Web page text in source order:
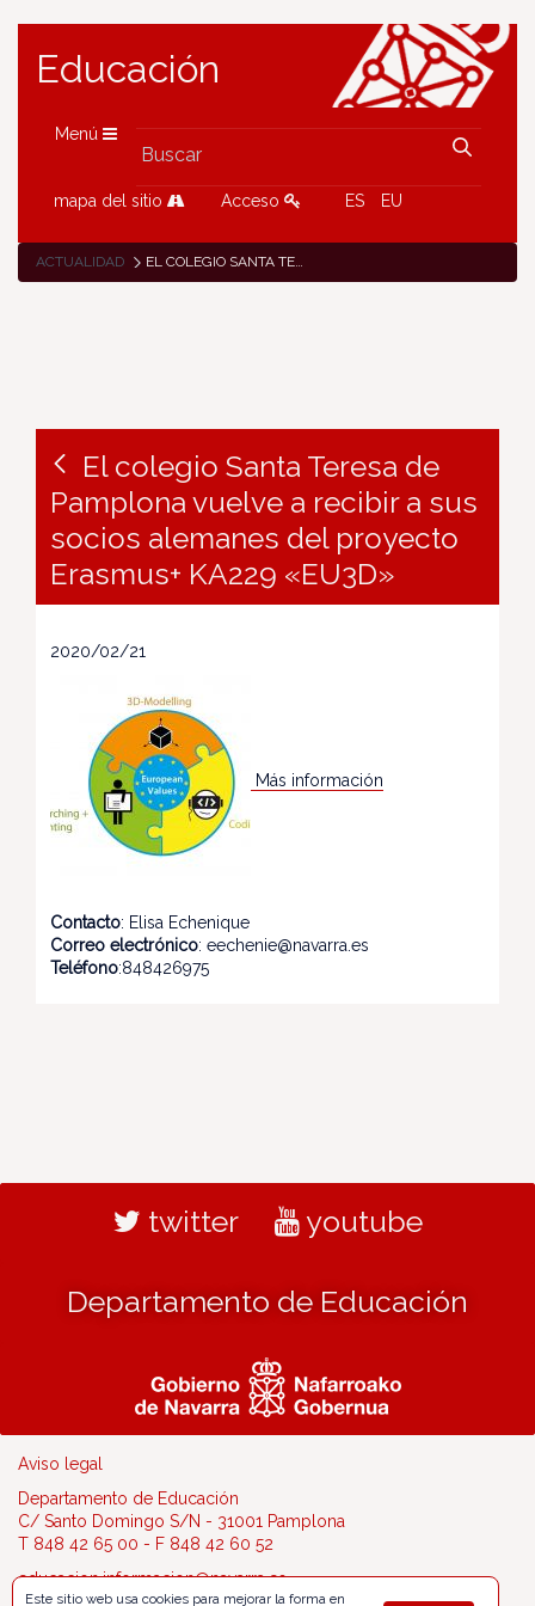
Educación
Menú
mapa del sitio Acceso ES EU
ACTUALIDAD EL COLEGIO SANTA TERESA DE PAMPLONA VUELVE A RECIBIR A SUS SOCIOS ALEMANES DEL PROYECTO ERASMUS+ KA229 «EU3D»
El colegio Santa Teresa de
Pamplona vuelve a recibir a sus
socios alemanes del proyecto
Erasmus+ KA229 «EU3D»
2020/02/21
Más información
Contacto: Elisa Echenique
Correo electrónico: eechenie@navarra.es
Teléfono:848426975
twitter youtube
Departamento de Educación
Aviso legal
Departamento de Educación
C/ Santo Domingo S/N - 31001 Pamplona
T 848 42 65 00 - F 848 42 60 52
educacion.informacion@navarra.es
Este sitio web usa cookies para mejorar la forma en